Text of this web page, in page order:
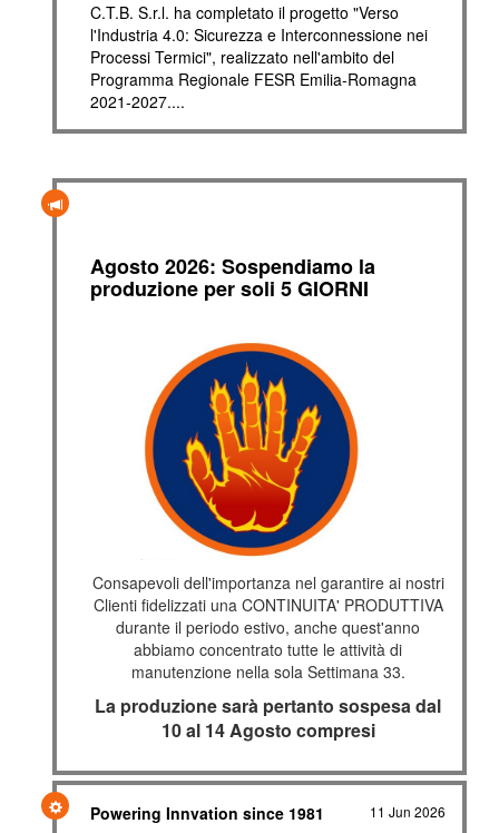
C.T.B. S.r.l. ha completato il progetto "Verso
l'Industria 4.0: Sicurezza e Interconnessione nei
Processi Termici", realizzato nell'ambito del
Programma Regionale FESR Emilia-Romagna
2021-2027....
Agosto 2026: Sospendiamo la
produzione per soli 5 GIORNI
Consapevoli dell'importanza nel garantire ai nostri
Clienti fidelizzati una CONTINUITA' PRODUTTIVA
durante il periodo estivo, anche quest'anno
abbiamo concentrato tutte le attività di
manutenzione nella sola Settimana 33.
La produzione sarà pertanto sospesa dal
10 al 14 Agosto compresi
11 Jun 2026
Powering Innvation since 1981